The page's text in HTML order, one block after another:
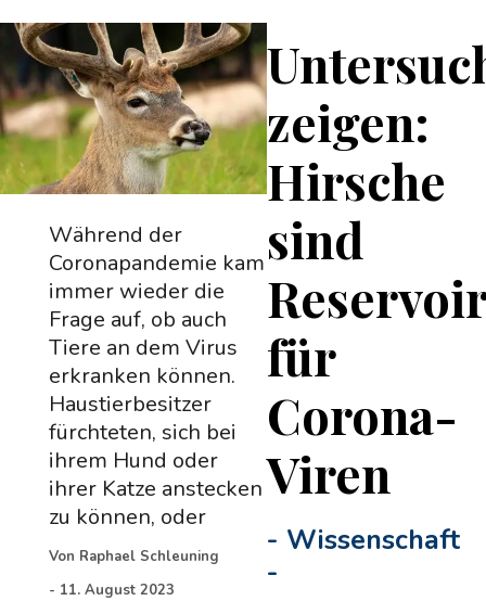
zeigen:
Hirsche
sind
für
Corona-
Viren
- Wissenschaft
-
Während der
Coronapandemie kam
immer wieder die
Frage auf, ob auch
Tiere an dem Virus
erkranken können.
Haustierbesitzer
fürchteten, sich bei
ihrem Hund oder
ihrer Katze anstecken
zu können, oder
Von Raphael Schleuning
- 11. August 2023